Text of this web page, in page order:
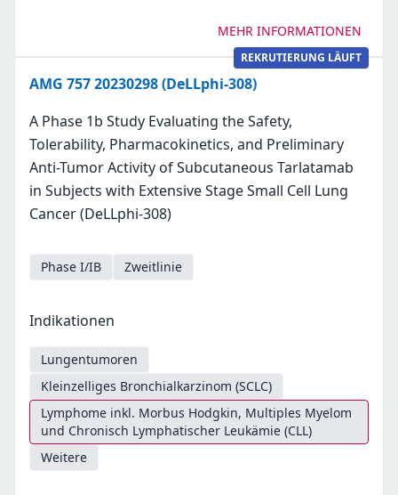
MEHR INFORMATIONEN
REKRUTIERUNG LÄUFT
AMG 757 20230298 (DeLLphi-308)
A Phase 1b Study Evaluating the Safety,
Tolerability, Pharmacokinetics, and Preliminary
Anti-Tumor Activity of Subcutaneous Tarlatamab
in Subjects with Extensive Stage Small Cell Lung
Cancer (DeLLphi-308)
Phase I/IB Zweitlinie
Indikationen
Lungentumoren
Kleinzelliges Bronchialkarzinom (SCLC)
Lymphome inkl. Morbus Hodgkin, Multiples Myelom
und Chronisch Lymphatischer Leukämie (CLL)
Weitere